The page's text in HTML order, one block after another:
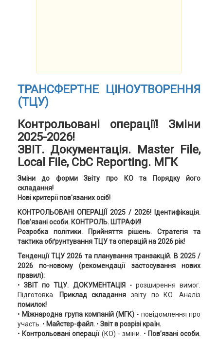
ТРАНСФЕРТНЕ ЦІНОУТВОРЕННЯ
(ТЦУ)
Контрольовані операції! Зміни
2025-2026!
ЗВІТ. Документація. Master File,
Local File, CbC Reporting. МГК
Зміни до форми Звіту про КО та Порядку його
складання!
Нові критерії пов'язаних осіб!
КОНТРОЛЬОВАНІ ОПЕРАЦІЇ 2025 / 2026! Ідентифікація.
Пов’язані особи. КОНТРОЛЬ. ШТРАФИ!
Розробка політики. Прийняття рішень. Стратегія та
тактика обґрунтування ТЦУ та операцій на 2026 рік!
Тенденції ТЦУ 2026 та планування транзакцій. В 2025 /
2026 по-новому (рекомендації застосування нових
правил):
•ЗВІТ по ТЦУ. ДОКУМЕНТАЦІЯ - розширення вимог.
Підготовка.
Приклад складання звіту по КО. Аналіз
помилок!
• Міжнародна група компаній (МГК) - повідомлення про
участь. • Майстер-файл. • Звіт в розрізі країн.
• Контрольовані операції (КО) - зміни. • Пов’язані особи.